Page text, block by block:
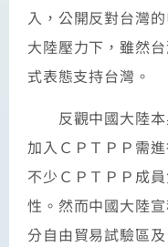
入，公開反對台灣
大陸壓力下，雖然
式表態支持台灣。
反觀中國大陸本
加入ＣＰＴＰＰ需
不少ＣＰＴＰＰ成
性。然而中國大陸
分自由貿易試驗區